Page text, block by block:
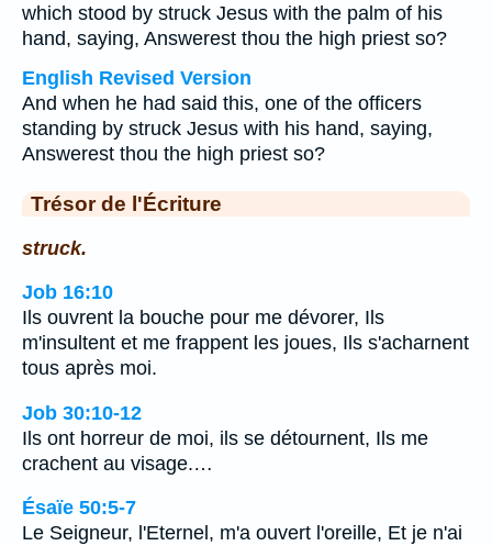
which stood by struck Jesus with the palm of his
hand, saying, Answerest thou the high priest so?
English Revised Version
And when he had said this, one of the officers
standing by struck Jesus with his hand, saying,
Answerest thou the high priest so?
Trésor de l'Écriture
struck.
Job 16:10
Ils ouvrent la bouche pour me dévorer, Ils
m'insultent et me frappent les joues, Ils s'acharnent
tous après moi.
Job 30:10-12
Ils ont horreur de moi, ils se détournent, Ils me
crachent au visage.…
Ésaïe 50:5-7
Le Seigneur, l'Eternel, m'a ouvert l'oreille, Et je n'ai